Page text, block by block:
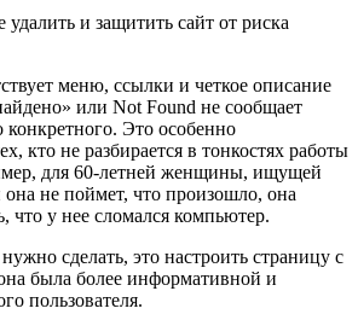
меню, ссылки и четкое описание
или Not Found не сообщает
конкретного. Это особенно
кто не разбирается в тонкостях работы
для 60-летней женщины, ищущей
не поймет, что произошло, она
что у нее сломался компьютер.
сделать, это настроить страницу с
была более информативной и
пользователя.